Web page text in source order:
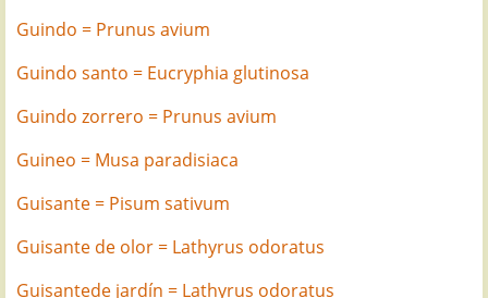
Guindo = Prunus avium
Guindo santo = Eucryphia glutinosa
Guindo zorrero = Prunus avium
Guineo = Musa paradisiaca
Guisante = Pisum sativum
Guisante de olor = Lathyrus odoratus
Guisantede jardín = Lathyrus odoratus